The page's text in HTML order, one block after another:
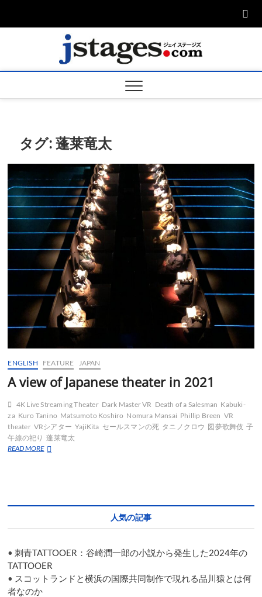
ージ
タグ:蓬莱竜太
ENGLISH FEATURE JAPAN
A view of Japanese theater in 2021
4K Live Streaming Theater Dark Master VR Death of a Salesman Kabuki-
za Kuro Tanino Matsumoto Koshiro Nomura Mansai Phillip Breen VR
theater VRシアター YajiKita セールスマンの死 タニノクロウ 図夢歌舞伎 子
午線の祀り 蓬莱竜太
READ MOREA
人気の記事
•刺青TATTOOER：谷崎潤一郎の小説から発生した2024年の
TATTOOER
• スコットランドと横浜の国際共同制作で現れる品川猿とは何
者なのか